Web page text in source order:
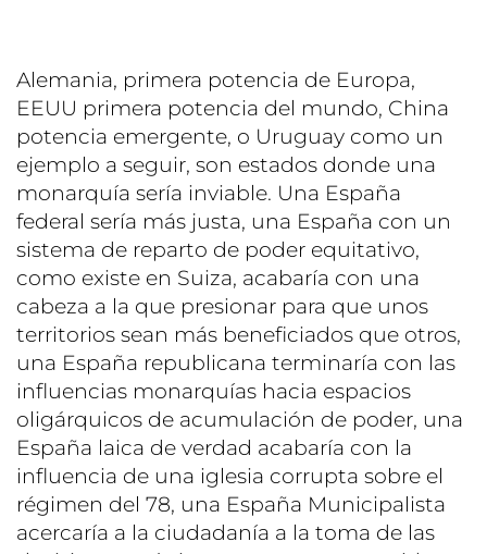
Alemania, primera potencia de Europa,
EEUU primera potencia del mundo, China
potencia emergente, o Uruguay como un
ejemplo a seguir, son estados donde una
monarquía sería inviable. Una España
federal sería más justa, una España con un
sistema de reparto de poder equitativo,
como existe en Suiza, acabaría con una
cabeza a la que presionar para que unos
territorios sean más beneficiados que otros,
una España republicana terminaría con las
influencias monarquías hacia espacios
oligárquicos de acumulación de poder, una
España laica de verdad acabaría con la
influencia de una iglesia corrupta sobre el
régimen del 78, una España Municipalista
acercaría a la ciudadanía a la toma de las